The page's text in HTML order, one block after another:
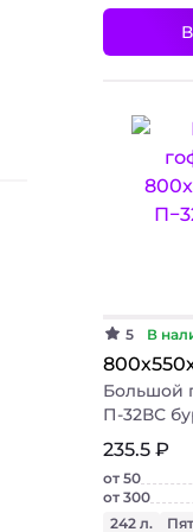
5 В
Большой
П-32ВС
235.5 ₽
от 50
от 300
242 л.